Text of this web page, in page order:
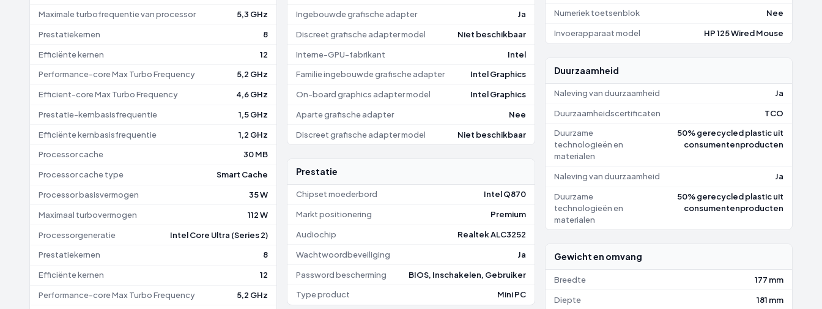
Maximale turbofrequentie van processor 5,3 GHz
Prestatiekernen 8
Efficiënte kernen 12
Performance-core Max Turbo Frequency 5,2 GHz
Efficient-core Max Turbo Frequency 4,6 GHz
Prestatie-kernbasisfrequentie 1,5 GHz
Efficiënte kernbasisfrequentie 1,2 GHz
Processor cache 30 MB
Processor cache type Smart Cache
Processor basisvermogen 35 W
Maximaal turbovermogen 112 W
Processorgeneratie Intel Core Ultra (Series 2)
Prestatiekernen 8
Efficiënte kernen 12
Performance-core Max Turbo Frequency 5,2 GHz
Ingebouwde grafische adapter Ja
Discreet grafische adapter model Niet beschikbaar
Interne-GPU-fabrikant Intel
Familie ingebouwde grafische adapter Intel Graphics
On-board graphics adapter model Intel Graphics
Aparte grafische adapter Nee
Discreet grafische adapter model Niet beschikbaar
Prestatie
Chipset moederbord Intel Q870
Markt positionering Premium
Audiochip Realtek ALC3252
Wachtwoordbeveiliging Ja
Password bescherming BIOS, Inschakelen, Gebruiker
Type product Mini PC
Numeriek toetsenblok Nee
Invoerapparaat model HP 125 Wired Mouse
Duurzaamheid
Naleving van duurzaamheid Ja
Duurzaamheidscertificaten TCO
Duurzame
technologieën en
materialen
50% gerecycled plastic uit
consumentenproducten
Naleving van duurzaamheid Ja
Duurzame
technologieën en
materialen
50% gerecycled plastic uit
consumentenproducten
Gewicht en omvang
Breedte 177 mm
Diepte 181 mm